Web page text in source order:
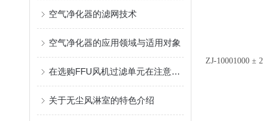
空气净化器的滤网技术
空气净化器的应用领域与适用对象
在选购FFU风机过滤单元在注意哪些要点
关于无尘风淋室的特色介绍
ZJ-10001000 ±